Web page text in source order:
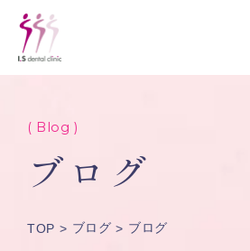
( Blog )
ブログ
TOP ブログ ブログ